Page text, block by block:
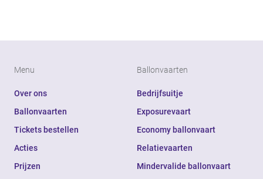
Menu
Over ons
Ballonvaarten
Tickets bestellen
Acties
Prijzen
Ballonvaarten
Bedrijfsuitje
Exposurevaart
Economy ballonvaart
Relatievaarten
Mindervalide ballonvaart